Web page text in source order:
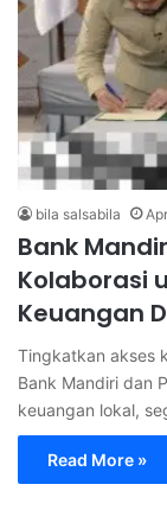
bila salsabila
Bank
Kolaborasi
Keuangan
Tingkatkan akses
Bank Mandiri dan
keuangan lokal,
Read More »